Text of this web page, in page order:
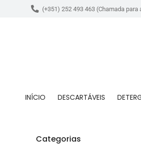
(+351) 252 493 463 (Chamada para
INÍCIO DESCARTÁVEIS
Categorias